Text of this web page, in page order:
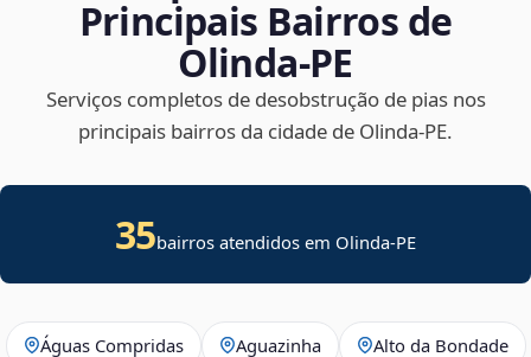
Principais Bairros de
Olinda‑PE
Serviços completos de desobstrução de pias nos
principais bairros da cidade de Olinda‑PE.
35bairros atendidos em Olinda-PE
Águas Compridas Aguazinha Alto da Bondade